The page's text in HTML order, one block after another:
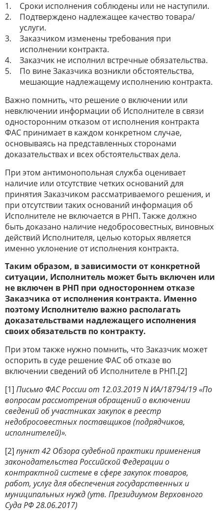
Сроки исполнения соблюдены или не наступили.
Подтверждено надлежащее качество товара/
услуги.
Заказчиком изменены требования при
исполнении контракта.
Заказчик не исполнил встречные обязательства.
По вине Заказчика возникли обстоятельства,
мешающие надлежащему исполнению контракта.
Важно помнить, что решение о включении или
невключении информации об Исполнителе в связи
односторонним отказом от исполнения контракта
ФАС принимает в каждом конкретном случае,
основываясь на представленных сторонами
доказательствах и всех обстоятельствах дела.
При этом антимонопольная служба оценивает
наличие или отсутствие четких оснований для
принятия Заказчиком рассматриваемого решения, и
при отсутствии таких оснований информация об
Исполнителе не включается в РНП. Также должно
быть доказано наличие недобросовестных, виновных
действий Исполнителя, целью которых является
именно уклонение от исполнения контракта.
Таким образом, в зависимости от конкретной
ситуации, Исполнитель может быть включен или
не включен в РНП при одностороннем отказе
Заказчика от исполнения контракта. Именно
поэтому Исполнителю важно располагать
доказательствами надлежащего исполнения
своих обязательств по контракту.
При этом также нужно помнить, что Заказчик может
оспорить в суде решение ФАС об отказе во
включении сведений об Исполнителе в РНП.[2]
[1] Письмо ФАС России от 12.03.2019 N ИА/18794/19 «По
вопросам рассмотрения обращений о включении
сведений об участниках закупок в реестр
недобросовестных поставщиков (подрядчиков,
исполнителей)».
[2] пункт 42 Обзора судебной практики применения
законодательства Российской Федерации о
контрактной системе в сфере закупок товаров,
работ, услуг для обеспечения государственных и
муниципальных нужд (утв. Президиумом Верховного
Суда РФ 28.06.2017)